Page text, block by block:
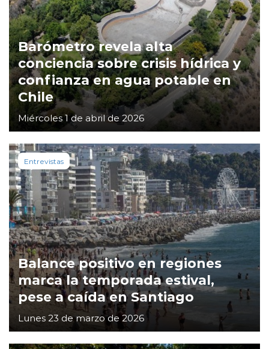
Barómetro revela alta
conciencia sobre crisis hídrica y
confianza en agua potable en
Chile
Miércoles 1 de abril de 2026
Entrevistas
Balance positivo en regiones
marca la temporada estival,
pese a caída en Santiago
Lunes 23 de marzo de 2026